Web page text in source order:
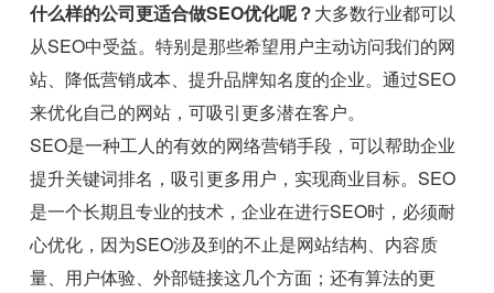
什么样的公司更适合做SEO优化呢？大多数行业都可以
从SEO中受益。特别是那些希望用户主动访问我们的网
站、降低营销成本、提升品牌知名度的企业。通过SEO
来优化自己的网站，可吸引更多潜在客户。
SEO是一种工人的有效的网络营销手段，可以帮助企业
提升关键词排名，吸引更多用户，实现商业目标。SEO
是一个长期且专业的技术，企业在进行SEO时，必须耐
心优化，因为SEO涉及到的不止是网站结构、内容质
量、用户体验、外部链接这几个方面；还有算法的更